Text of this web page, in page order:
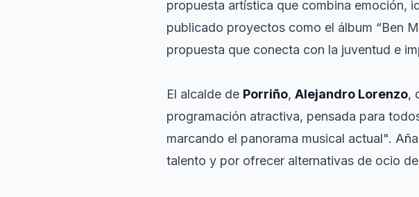
propuesta artística que combina emoción,
publicado proyectos como el álbum “Ben
propuesta que conecta con la juventud e
El alcalde de Porriño, Alejandro Lorenzo,
programación atractiva, pensada para
marcando el panorama musical actual".
talento y por ofrecer alternativas de ocio